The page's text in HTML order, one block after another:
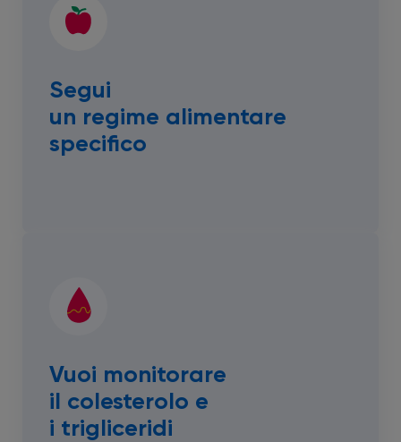
Segui
un regime alimentare
specifico
Vuoi monitorare
il colesterolo e
i trigliceridi